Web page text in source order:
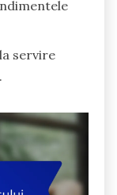
servire